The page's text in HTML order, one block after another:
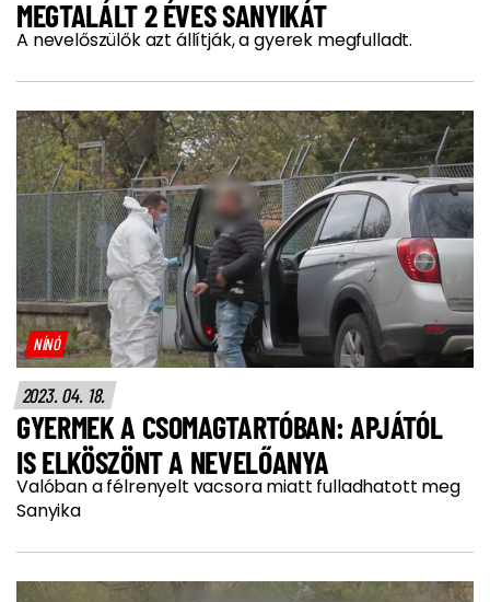
MEGTALÁLT 2 ÉVES SANYIKÁT
A nevelőszülők azt állítják, a gyerek megfulladt.
NÍNÓ
2023. 04. 18.
GYERMEK A CSOMAGTARTÓBAN: APJÁTÓL
IS ELKÖSZÖNT A NEVELŐANYA
Valóban a félrenyelt vacsora miatt fulladhatott meg
Sanyika